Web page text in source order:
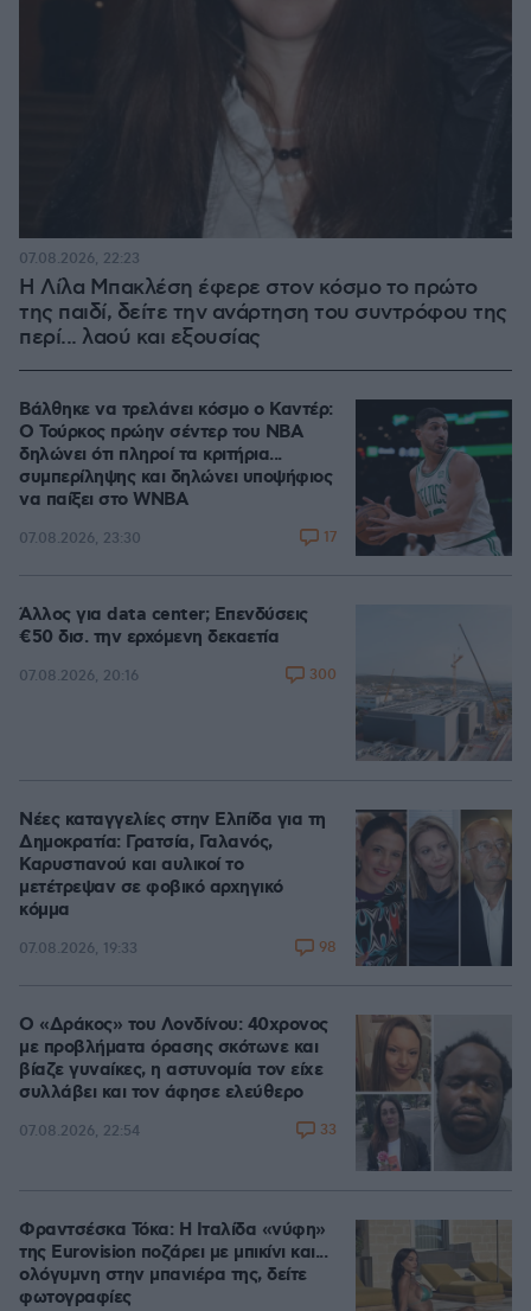
Η Λίλα Μπακλέση έφερε στον κόσμο το πρώτο
της παιδί, δείτε την ανάρτηση του συντρόφου της
περί... λαού και εξουσίας
07.08.2026, 22:23
Βάλθηκε να τρελάνει κόσμο ο Καντέρ:
Ο Τούρκος πρώην σέντερ του NBA
δηλώνει ότι πληροί τα κριτήρια...
συμπερίληψης και δηλώνει υποψήφιος
να παίξει στο WNBA
07.08.2026, 23:30 17
Άλλος για data center; Επενδύσεις
€50 δισ. την ερχόμενη δεκαετία
07.08.2026, 20:16 300
Νέες καταγγελίες στην Ελπίδα για τη
Δημοκρατία: Γρατσία, Γαλανός,
Καρυστιανού και αυλικοί το
μετέτρεψαν σε φοβικό αρχηγικό
κόμμα
07.08.2026, 19:33 98
Ο «Δράκος» του Λονδίνου: 40χρονος
με προβλήματα όρασης σκότωνε και
βίαζε γυναίκες, η αστυνομία τον είχε
συλλάβει και τον άφησε ελεύθερο
07.08.2026, 22:54 33
Φραντσέσκα Τόκα: Η Ιταλίδα «νύφη»
της Eurovision ποζάρει με μπικίνι και...
ολόγυμνη στην μπανιέρα της, δείτε
φωτογραφίες